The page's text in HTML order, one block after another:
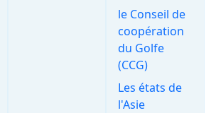
le Conseil de
coopération
du Golfe
(CCG)
Les états de
l'Asie